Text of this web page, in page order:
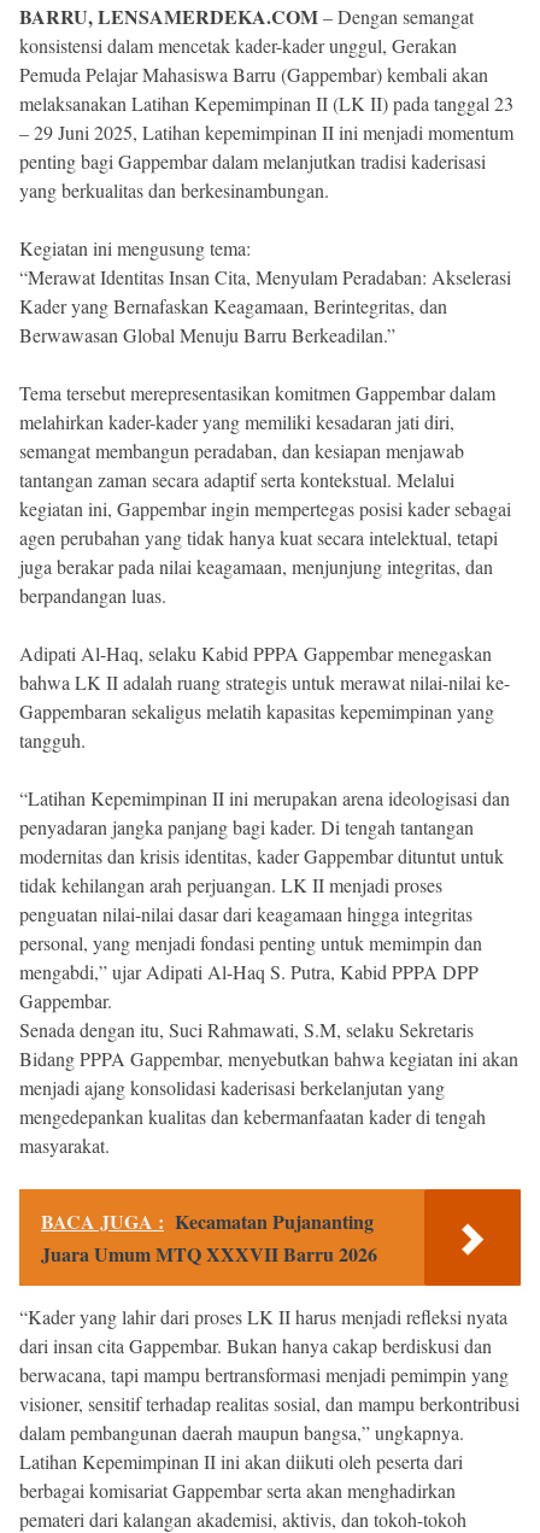
BARRU, LENSAMERDEKA.COM– Dengan semangat
konsistensi dalam mencetak kader-kader unggul, Gerakan
Pemuda Pelajar Mahasiswa Barru (Gappembar) kembali akan
melaksanakan Latihan Kepemimpinan II (LK II) pada tanggal 23
– 29 Juni 2025, Latihan kepemimpinan II ini menjadi momentum
penting bagi Gappembar dalam melanjutkan tradisi kaderisasi
yang berkualitas dan berkesinambungan.
Kegiatan ini mengusung tema:
“Merawat Identitas Insan Cita, Menyulam Peradaban: Akselerasi
Kader yang Bernafaskan Keagamaan, Berintegritas, dan
Berwawasan Global Menuju Barru Berkeadilan.”
Tema tersebut merepresentasikan komitmen Gappembar dalam
melahirkan kader-kader yang memiliki kesadaran jati diri,
semangat membangun peradaban, dan kesiapan menjawab
tantangan zaman secara adaptif serta kontekstual. Melalui
kegiatan ini, Gappembar ingin mempertegas posisi kader sebagai
agen perubahan yang tidak hanya kuat secara intelektual, tetapi
juga berakar pada nilai keagamaan, menjunjung integritas, dan
berpandangan luas.
Adipati Al-Haq, selaku Kabid PPPA Gappembar menegaskan
bahwa LK II adalah ruang strategis untuk merawat nilai-nilai ke-
Gappembaran sekaligus melatih kapasitas kepemimpinan yang
tangguh.
“Latihan Kepemimpinan II ini merupakan arena ideologisasi dan
penyadaran jangka panjang bagi kader. Di tengah tantangan
modernitas dan krisis identitas, kader Gappembar dituntut untuk
tidak kehilangan arah perjuangan. LK II menjadi proses
penguatan nilai-nilai dasar dari keagamaan hingga integritas
personal, yang menjadi fondasi penting untuk memimpin dan
mengabdi,” ujar Adipati Al-Haq S. Putra, Kabid PPPA DPP
Gappembar.
Senada dengan itu, Suci Rahmawati, S.M, selaku Sekretaris
Bidang PPPA Gappembar, menyebutkan bahwa kegiatan ini akan
menjadi ajang konsolidasi kaderisasi berkelanjutan yang
mengedepankan kualitas dan kebermanfaatan kader di tengah
masyarakat.
BACA JUGA : Kecamatan Pujananting
Juara Umum MTQ XXXVII Barru 2026
“Kader yang lahir dari proses LK II harus menjadi refleksi nyata
dari insan cita Gappembar. Bukan hanya cakap berdiskusi dan
berwacana, tapi mampu bertransformasi menjadi pemimpin yang
visioner, sensitif terhadap realitas sosial, dan mampu berkontribusi
dalam pembangunan daerah maupun bangsa,” ungkapnya.
Latihan Kepemimpinan II ini akan diikuti oleh peserta dari
berbagai komisariat Gappembar serta akan menghadirkan
pemateri dari kalangan akademisi, aktivis, dan tokoh-tokoh